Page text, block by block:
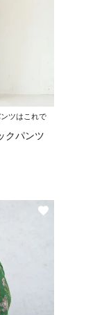
ツはこれで
クパンツ